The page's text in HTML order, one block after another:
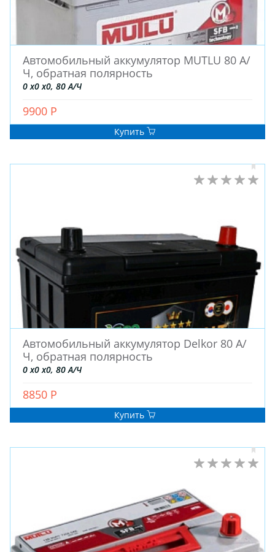
ДЛЯ ГРУЗОВЫХ АВТО
ШТАМПОВАНЫЕ
ДЛЯ ГРУЗОВЫХ АВТО
ДЛЯ ЛЕГКОВЫХ АВТО
ШИНЫ
ДИСКИ
Автомобильный аккумулятор MUTLU 80 А/
Ч, обратная полярность
0 x0 x0, 80 А/Ч
9900 Р
Купить
Автомобильный аккумулятор Delkor 80 А/
Ч, обратная полярность
0 x0 x0, 80 А/Ч
8850 Р
Купить